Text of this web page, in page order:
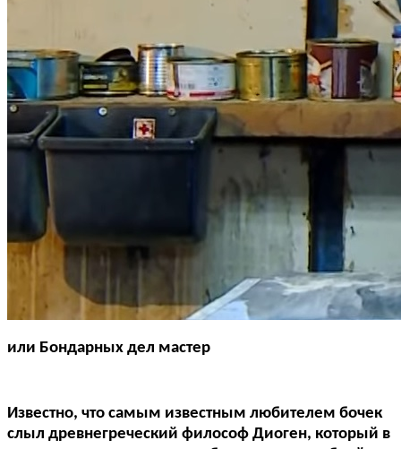
или Бондарных дел мастер
Известно, что самым известным любителем бочек
слыл древнегреческий философ Диоген, который в